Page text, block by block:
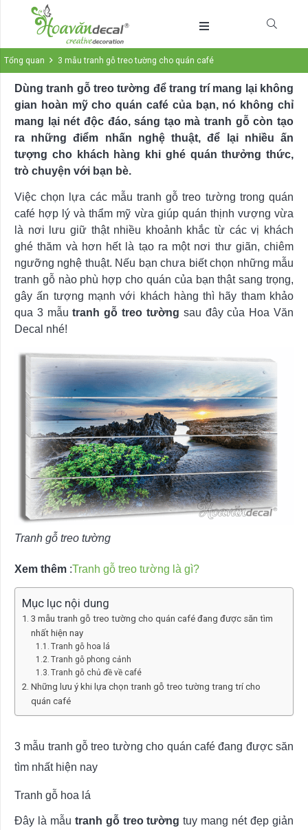
Tổng quan 3 mẫu tranh gỗ treo tường cho quán café
Dùng tranh gỗ treo tường để trang trí mang lại không
gian hoàn mỹ cho quán café của bạn, nó không chỉ
mang lại nét độc đáo, sáng tạo mà tranh gỗ còn tạo
ra những điểm nhấn nghệ thuật, để lại nhiều ấn
tượng cho khách hàng khi ghé quán thưởng thức,
trò chuyện với bạn bè.
Việc chọn lựa các mẫu tranh gỗ treo tường trong quán
café hợp lý và thẩm mỹ vừa giúp quán thịnh vượng vừa
là nơi lưu giữ thật nhiều khoảnh khắc từ các vị khách
ghé thăm và hơn hết là tạo ra một nơi thư giãn, chiêm
ngưỡng nghệ thuật. Nếu bạn chưa biết chọn những mẫu
tranh gỗ nào phù hợp cho quán của bạn thật sang trọng,
gây ấn tượng mạnh với khách hàng thì hãy tham khảo
qua 3 mẫutranh gỗ treo tường sau đây của Hoa Văn
Decal nhé!
Tranh gỗ treo tường
Xem thêm :Tranh gỗ treo tường là gì?
Mục lục nội dung
3 mẫu tranh gỗ treo tường cho quán café đang được săn tìm
nhất hiện nay
Tranh gỗ hoa lá
Tranh gỗ phong cảnh
Tranh gỗ chủ đề về café
Những lưu ý khi lựa chọn tranh gỗ treo tường trang trí cho
quán café
3 mẫu tranh gỗ treo tường cho quán café đang được săn
tìm nhất hiện nay
Tranh gỗ hoa lá
Đây là mẫu tranh gỗ treo tường tuy mang nét đẹp giản